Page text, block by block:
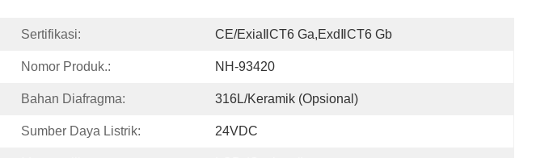
Sertifikasi: CE/ExiaⅡCT6 Ga,ExdⅡCT6 Gb
Nomor Produk.: NH-93420
Bahan Diafragma: 316L/Keramik (opsional)
Sumber Daya Listrik: 24VDC